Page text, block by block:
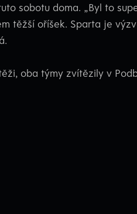
sobotu doma. „Byl to
těžší oříšek. Sparta je
oba týmy zvítězily v